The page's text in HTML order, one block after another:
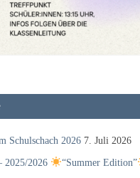
Schulschach 2026 7. Juli 2026
2025/2026 “Summer Edition”